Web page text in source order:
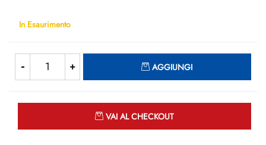
In Esaurimento
AGGIUNGI
VAI AL CHECKOUT